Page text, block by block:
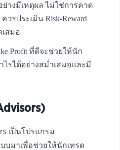
ย่างมีเหตุผล ไม่ใช่การคาด
วรประเมิน Risk-Reward
เสมอ
Profit ที่ดีจะช่วยให้นัก
ไรได้อย่างสม่ำเสมอและมี
เป็นโปรแกรม
บมาเพื่อช่วยให้นักเทรด